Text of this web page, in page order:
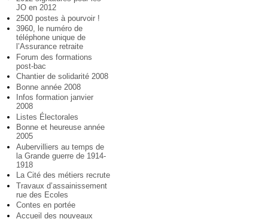
JO en 2012
2500 postes à pourvoir !
3960, le numéro de
téléphone unique de
l’Assurance retraite
Forum des formations
post-bac
Chantier de solidarité 2008
Bonne année 2008
Infos formation janvier
2008
Listes Électorales
Bonne et heureuse année
2005
Aubervilliers au temps de
la Grande guerre de 1914-
1918
La Cité des métiers recrute
Travaux d’assainissement
rue des Ecoles
Contes en portée
Accueil des nouveaux